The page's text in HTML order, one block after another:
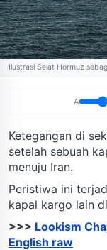
Ilustrasi Selat Hormuz
A
Ketegangan di
setelah sebuah
menuju Iran.
Peristiwa ini
kapal kargo lain
>>> Lookism
English raw